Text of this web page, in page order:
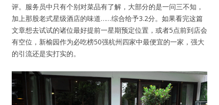
评。服务员中只有个别对菜品有了解，大部分的是一问三不知，
加上那股老式星级酒店的味道……综合给予3.2分。如果看完这篇
文章想去试试的诸位最好提前一星期预定位置，或者5点前到店会
有空位，新榆园作为必吃榜50强杭州四家中最便宜的一家，强大
的引流还是实打实的。